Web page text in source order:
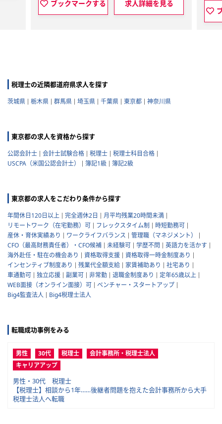
求人詳細を見る
求人詳細を
税理士の近隣都道府県求人を探す
茨城県 栃木県 群馬県 埼玉県 千葉県 東京都 神奈川県
東京都の求人を資格から探す
公認会計士 会計士試験合格 税理士
税理士科目合格
USCPA（米国公認会計士）
簿記1級 簿記2級
東京都の求人をこだわり条件から探す
年間休日120日以上 完全週休2日
月平均残業20時間未満
リモートワーク（在宅勤務）可
フレックスタイム制
時短勤務可
産休・育休実績あり
ワークライフバランス
管理職（マネジメント）
CFO（最高財務責任者）・CFO候補
未経験可 学歴不問
英語力を活かす
海外赴任・駐在の機会あり
資格取得支援
資格取得一時金制度あり
インセンティブ制度あり
残業代全額支給 家賃補助あり
社宅あり
車通勤可
独立応援 副業可 非常勤 退職金制度あり
定年65歳以上
WEB面接（オンライン面接）可
ベンチャー・スタートアップ
Big4監査法人
Big4税理士法人
転職成功事例をみる
男性 30代 税理士
会計事務所・税理士法人
キャリアアップ
男性・30代 税理士
【税理士】相談から1年……後継者問題を抱えた会計事務所から大手
税理士法人へ転職